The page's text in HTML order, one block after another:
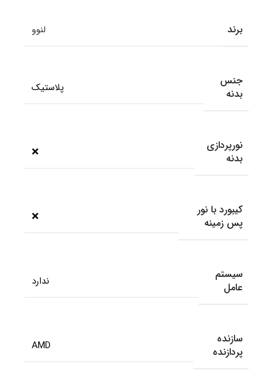
برند لنوو
جنس
بدنه
پلاستیک
نورپردازی
بدنه
❌
کیبورد با نور
پس زمینه
❌
سیستم
عامل
ندارد
سازنده
پردازنده
AMD